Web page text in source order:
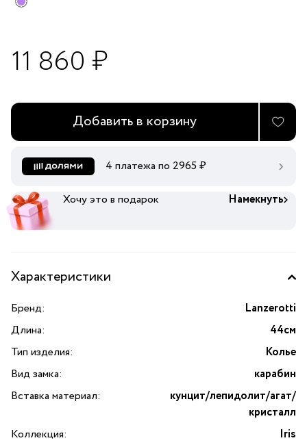
11 860 ₽
Добавить в корзину
4 платежа по 2965 ₽
Хочу это в подарок Намекнуть
Характеристики
Бренд:
Lanzerotti
Длина:
44см
Тип изделия:
Колье
Вид замка:
карабин
Вставка материал:
кунцит/лепидолит/агат/
кристалл
Коллекция:
Iris